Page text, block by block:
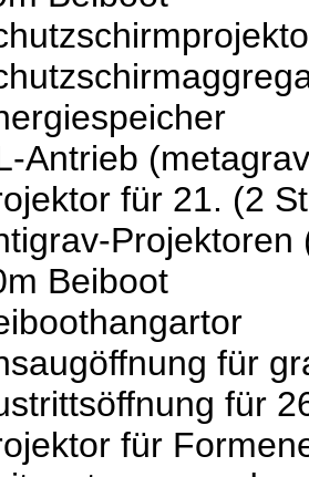
Antrieb
für 21. (2
Beiboot
für
für
für